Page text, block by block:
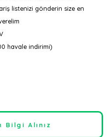
listenizi gönderin size en
havale indirimi)
Bilgi Alınız